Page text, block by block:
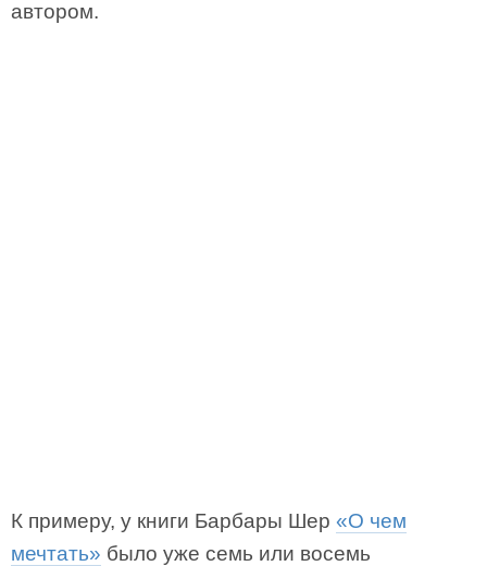
автором.
К примеру, у книги Барбары Шер «О чем
мечтать» было уже семь или восемь